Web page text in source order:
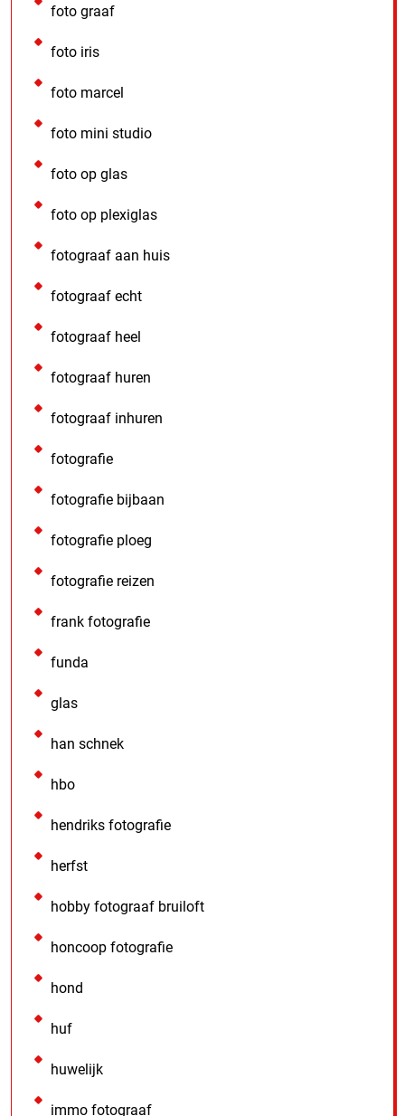
foto graaf
foto iris
foto marcel
foto mini studio
foto op glas
foto op plexiglas
fotograaf aan huis
fotograaf echt
fotograaf heel
fotograaf huren
fotograaf inhuren
fotografie
fotografie bijbaan
fotografie ploeg
fotografie reizen
frank fotografie
funda
glas
han schnek
hbo
hendriks fotografie
herfst
hobby fotograaf bruiloft
honcoop fotografie
hond
huf
huwelijk
immo fotograaf